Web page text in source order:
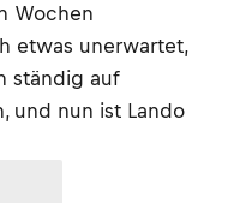
Wochen
etwas unerwartet,
ständig auf
und nun ist Lando